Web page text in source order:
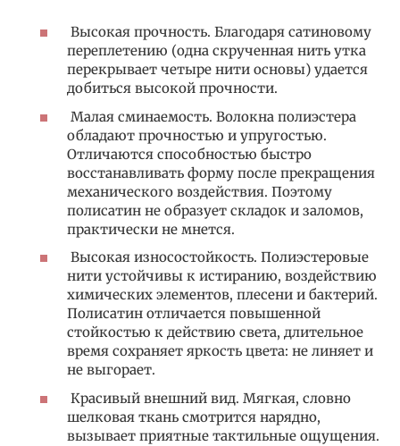
Высокая прочность. Благодаря сатиновому
переплетению (одна скрученная нить утка
перекрывает четыре нити основы) удается
добиться высокой прочности.
Малая сминаемость. Волокна полиэстера
обладают прочностью и упругостью.
Отличаются способностью быстро
восстанавливать форму после прекращения
механического воздействия. Поэтому
полисатин не образует складок и заломов,
практически не мнется.
Высокая износостойкость. Полиэстеровые
нити устойчивы к истиранию, воздействию
химических элементов, плесени и бактерий.
Полисатин отличается повышенной
стойкостью к действию света, длительное
время сохраняет яркость цвета: не линяет и
не выгорает.
Красивый внешний вид. Мягкая, словно
шелковая ткань смотрится нарядно,
вызывает приятные тактильные ощущения.